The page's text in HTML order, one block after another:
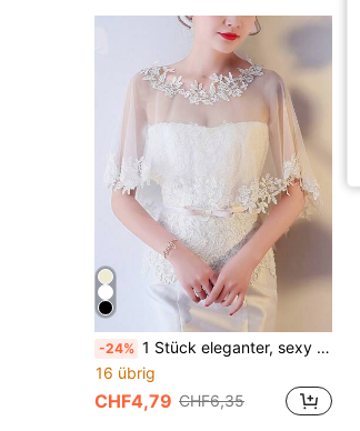
-24% 1 Stück eleganter, sexy Mesh-Schal mit Spitzenbesatz, Schwarz, Rot, Champagner, geeignet für Alltag, Party, Hochzeit
16 übrig
CHF4,79 CHF6,35